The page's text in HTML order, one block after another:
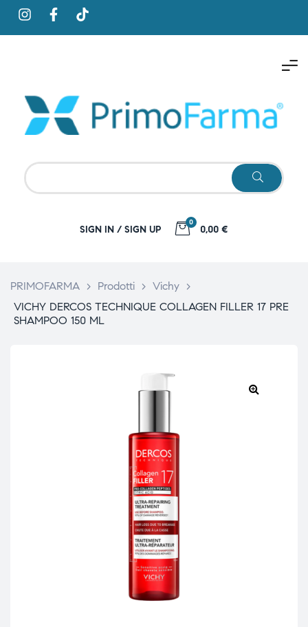
SIGN IN / SIGN UP
0
0,00 €
PRIMOFARMA > Prodotti > Vichy >
VICHY DERCOS TECHNIQUE COLLAGEN FILLER 17 PRE
SHAMPOO 150 ML